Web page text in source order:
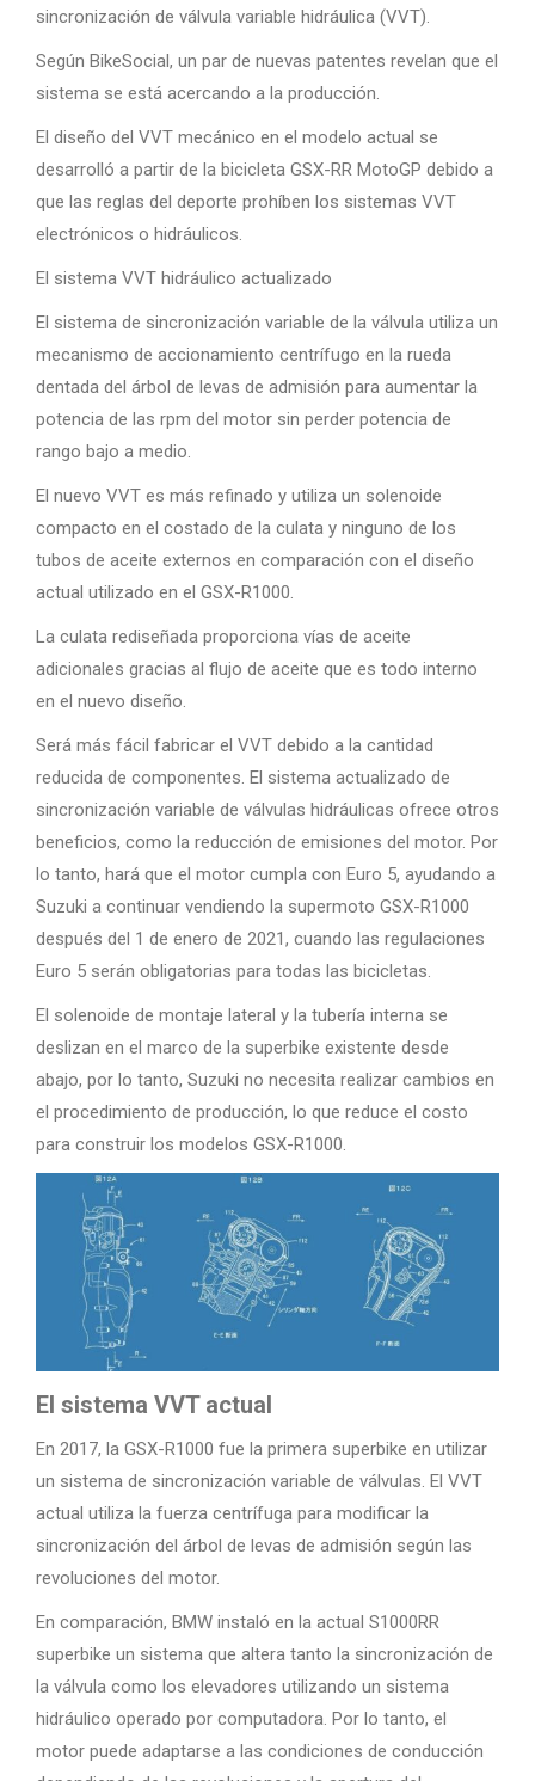
sincronización de válvula variable hidráulica (VVT).
Según BikeSocial, un par de nuevas patentes revelan que el
sistema se está acercando a la producción.
El diseño del VVT mecánico en el modelo actual se
desarrolló a partir de la bicicleta GSX-RR MotoGP debido a
que las reglas del deporte prohíben los sistemas VVT
electrónicos o hidráulicos.
El sistema VVT hidráulico actualizado
El sistema de sincronización variable de la válvula utiliza un
mecanismo de accionamiento centrífugo en la rueda
dentada del árbol de levas de admisión para aumentar la
potencia de las rpm del motor sin perder potencia de
rango bajo a medio.
El nuevo VVT es más refinado y utiliza un solenoide
compacto en el costado de la culata y ninguno de los
tubos de aceite externos en comparación con el diseño
actual utilizado en el GSX-R1000.
La culata rediseñada proporciona vías de aceite
adicionales gracias al flujo de aceite que es todo interno
en el nuevo diseño.
Será más fácil fabricar el VVT debido a la cantidad
reducida de componentes. El sistema actualizado de
sincronización variable de válvulas hidráulicas ofrece otros
beneficios, como la reducción de emisiones del motor. Por
lo tanto, hará que el motor cumpla con Euro 5, ayudando a
Suzuki a continuar vendiendo la supermoto GSX-R1000
después del 1 de enero de 2021, cuando las regulaciones
Euro 5 serán obligatorias para todas las bicicletas.
El solenoide de montaje lateral y la tubería interna se
deslizan en el marco de la superbike existente desde
abajo, por lo tanto, Suzuki no necesita realizar cambios en
el procedimiento de producción, lo que reduce el costo
para construir los modelos GSX-R1000.
El sistema VVT actual
En 2017, la GSX-R1000 fue la primera superbike en utilizar
un sistema de sincronización variable de válvulas. El VVT
actual utiliza la fuerza centrífuga para modificar la
sincronización del árbol de levas de admisión según las
revoluciones del motor.
En comparación, BMW instaló en la actual S1000RR
superbike un sistema que altera tanto la sincronización de
la válvula como los elevadores utilizando un sistema
hidráulico operado por computadora. Por lo tanto, el
motor puede adaptarse a las condiciones de conducción